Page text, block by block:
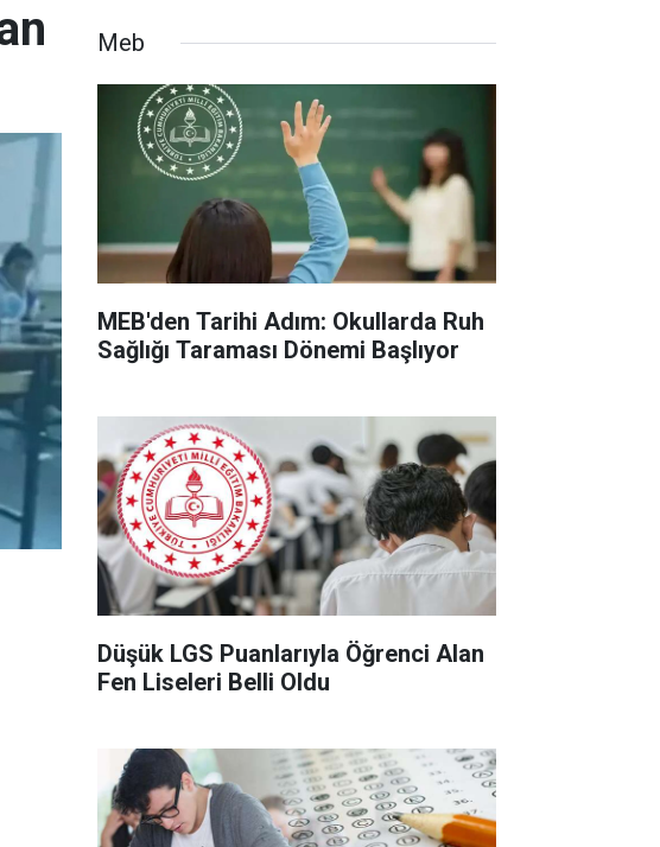
Meb
MEB'den Tarihi Adım: Okullarda Ruh
Sağlığı Taraması Dönemi Başlıyor
Düşük LGS Puanlarıyla Öğrenci Alan
Fen Liseleri Belli Oldu